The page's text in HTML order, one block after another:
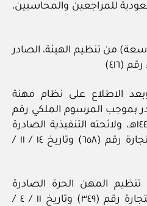
للمراجعين والمحاسبين،
من تنظيم الهيئة، الصادر
(٤١٦)
٢٥ / ٧ / ١٤٤٢هـ، وبعد الاطلاع على نظام مهنة
بموجب المرسوم الملكي رقم
(م / ٥٩) وتاريخ ٢٧ / ٧ / ١٤٤٢هـ، ولائحته التنفيذية الصادرة
بموجب قرار معالي وزير التجارة رقم (٦٥٨) وتاريخ ١٤ / ١١ /
المهن الحرة الصادرة
بموجب قرار معالي وزير التجارة رقم (٣٤٩) وتاريخ ١١ / ٤ /